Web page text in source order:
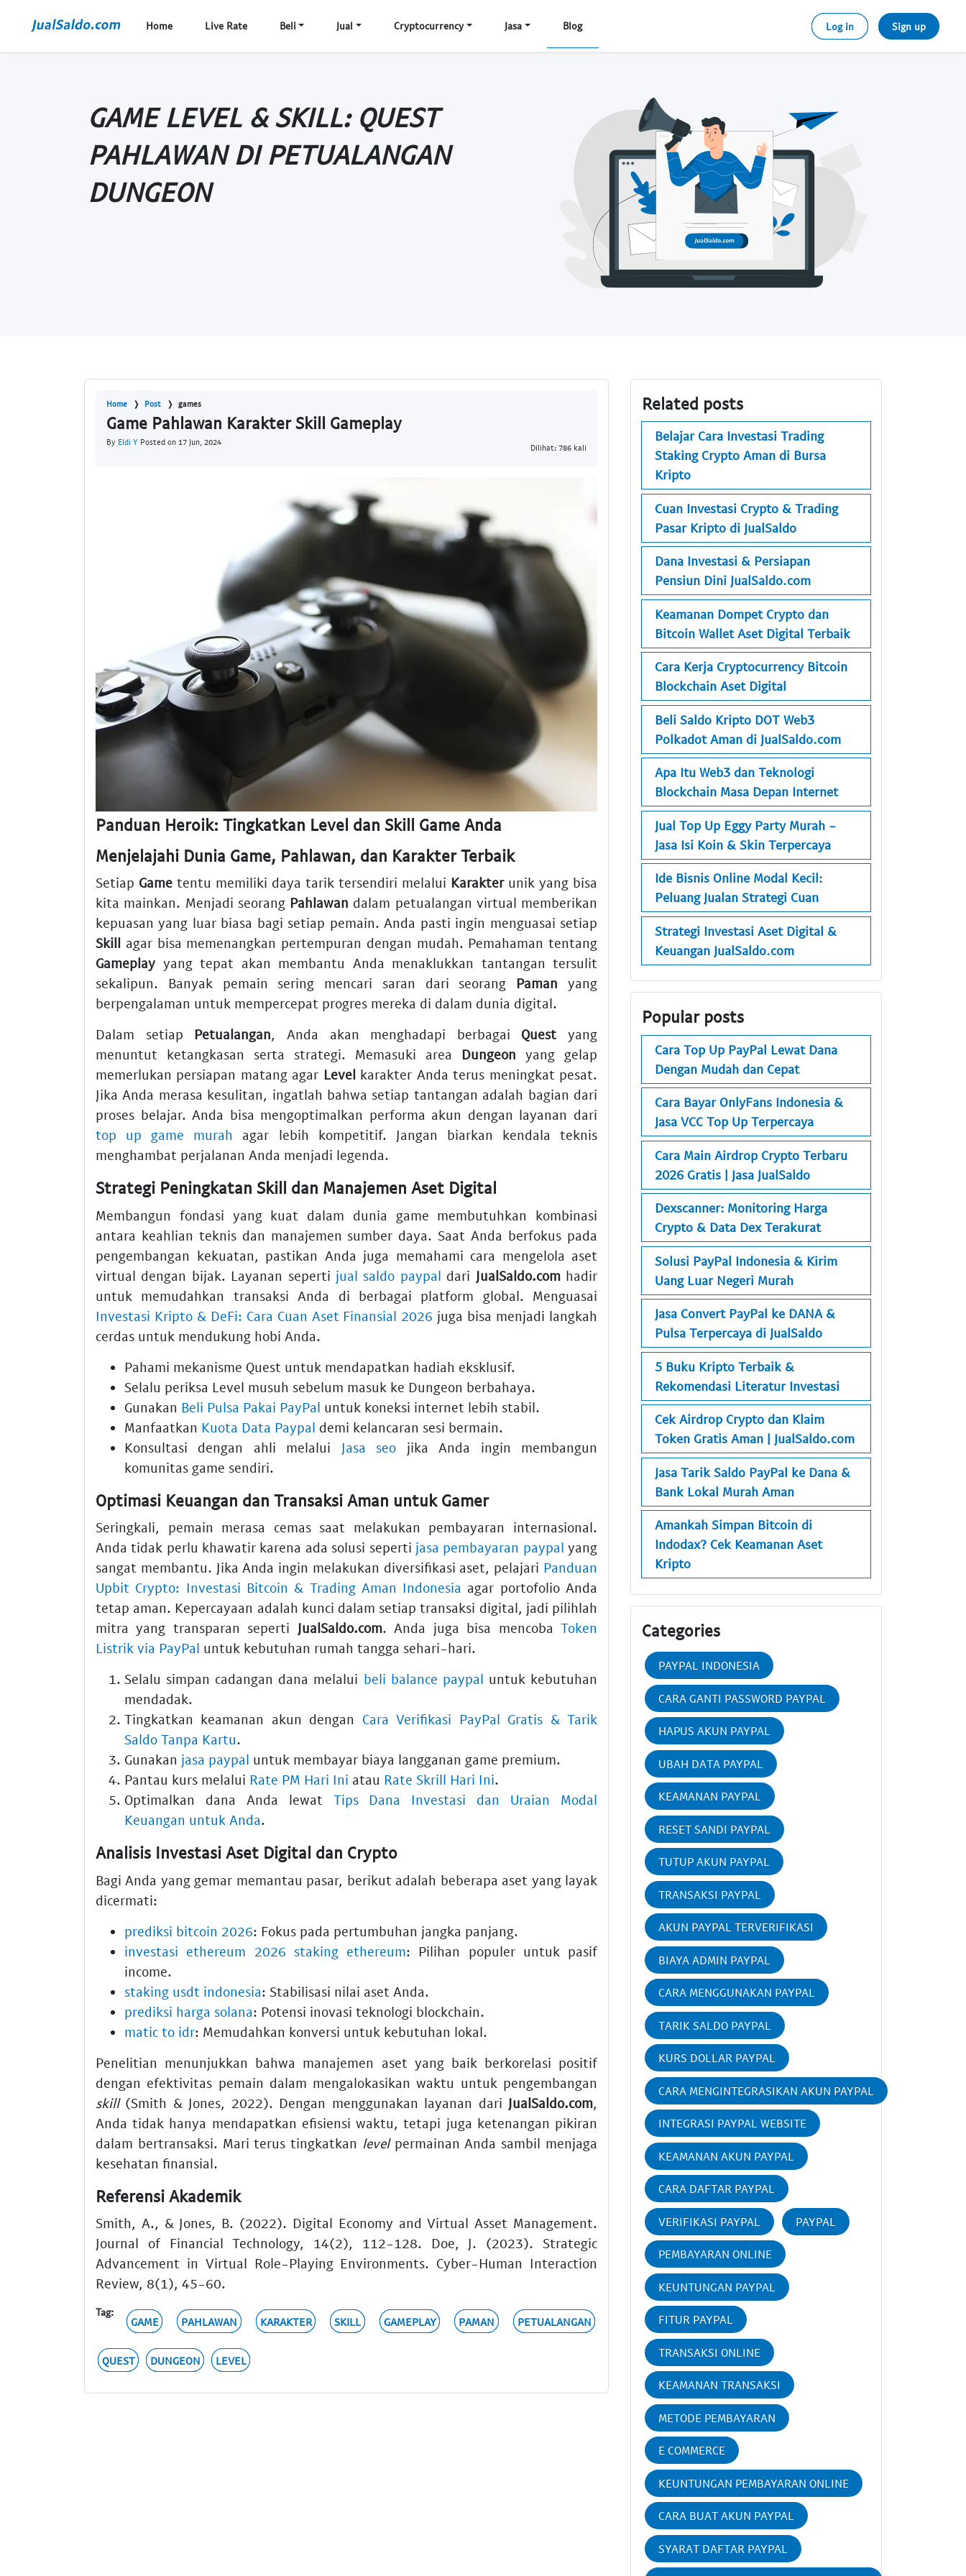
Home Live Rate Beli Jual Cryptocurrency Jasa Blog Log in Sign up
GAME LEVEL & SKILL: QUEST
PAHLAWAN DI PETUALANGAN
DUNGEON
Home Post games
Game Pahlawan Karakter Skill Gameplay
By Eldi Y Posted on 17 Jun, 2024
Dilihat: 786 kali
Panduan Heroik: Tingkatkan Level dan Skill Game Anda
Menjelajahi Dunia Game, Pahlawan, dan Karakter Terbaik
Setiap Game tentu memiliki daya tarik tersendiri melalui Karakterunik yang bisa
kita mainkan. Menjadi seorang Pahlawan dalam petualangan virtual memberikan
kepuasan yang luar biasa bagi setiap pemain. Anda pasti ingin menguasai setiap
Skill agar bisa memenangkan pertempuran dengan mudah. Pemahaman tentang
Gameplay yang tepat akan membantu Anda menaklukkan tantangan tersulit
sekalipun. Banyak pemain sering mencari saran dari seorang Paman yang
berpengalaman untuk mempercepat progres mereka di dalam dunia digital.
Dalam setiap Petualangan, Anda akan menghadapi berbagai Quest yang
menuntut ketangkasan serta strategi. Memasuki area Dungeon yang gelap
memerlukan persiapan matang agar Levelkarakter Anda terus meningkat pesat.
Jika Anda merasa kesulitan, ingatlah bahwa setiap tantangan adalah bagian dari
proses belajar. Anda bisa mengoptimalkan performa akun dengan layanan dari
top up game murah
agar lebih kompetitif. Jangan biarkan kendala teknis
menghambat perjalanan Anda menjadi legenda.
Strategi Peningkatan Skill dan Manajemen Aset Digital
Membangun fondasi yang kuat dalam dunia game membutuhkan kombinasi
antara keahlian teknis dan manajemen sumber daya. Saat Anda berfokus pada
pengembangan kekuatan, pastikan Anda juga memahami cara mengelola aset
virtual dengan bijak. Layanan seperti jual saldo paypal dari JualSaldo.comhadir
untuk memudahkan transaksi Anda di berbagai platform global. Menguasai
Investasi Kripto & DeFi: Cara Cuan Aset Finansial 2026 juga bisa menjadi langkah
cerdas untuk mendukung hobi Anda.
Pahami mekanisme Quest untuk mendapatkan hadiah eksklusif.
Selalu periksa Level musuh sebelum masuk ke Dungeon berbahaya.
Gunakan Beli Pulsa Pakai PayPal untuk koneksi internet lebih stabil.
Manfaatkan Kuota Data Paypal demi kelancaran sesi bermain.
Konsultasi dengan ahli melalui Jasa seo jika Anda ingin membangun
komunitas game sendiri.
Optimasi Keuangan dan Transaksi Aman untuk Gamer
Seringkali, pemain merasa cemas saat melakukan pembayaran internasional.
Anda tidak perlu khawatir karena ada solusi seperti jasa pembayaran paypal yang
sangat membantu. Jika Anda ingin melakukan diversifikasi aset, pelajari Panduan
Upbit Crypto: Investasi Bitcoin & Trading Aman Indonesia agar portofolio Anda
tetap aman. Kepercayaan adalah kunci dalam setiap transaksi digital, jadi pilihlah
mitra yang transparan seperti JualSaldo.com. Anda juga bisa mencobaToken
Listrik via PayPal untuk kebutuhan rumah tangga sehari-hari.
Selalu simpan cadangan dana melalui beli balance paypal untuk kebutuhan
mendadak.
Tingkatkan keamanan akun dengan Cara Verifikasi PayPal Gratis & Tarik
Saldo Tanpa Kartu.
Gunakan jasa paypal untuk membayar biaya langganan game premium.
Pantau kurs melalui Rate PM Hari Ini atau Rate Skrill Hari Ini.
Optimalkan dana Anda lewat Tips Dana Investasi dan Uraian Modal
Keuangan untuk Anda.
Analisis Investasi Aset Digital dan Crypto
Bagi Anda yang gemar memantau pasar, berikut adalah beberapa aset yang layak
dicermati:
prediksi bitcoin 2026: Fokus pada pertumbuhan jangka panjang.
investasi ethereum 2026 staking ethereum: Pilihan populer untuk pasif
income.
staking usdt indonesia: Stabilisasi nilai aset Anda.
prediksi harga solana: Potensi inovasi teknologi blockchain.
matic to idr: Memudahkan konversi untuk kebutuhan lokal.
Penelitian menunjukkan bahwa manajemen aset yang baik berkorelasi positif
dengan efektivitas pemain dalam mengalokasikan waktu untuk pengembangan
skill(Smith & Jones, 2022). Dengan menggunakan layanan dari JualSaldo.com,
Anda tidak hanya mendapatkan efisiensi waktu, tetapi juga ketenangan pikiran
dalam bertransaksi. Mari terus tingkatkan levelpermainan Anda sambil menjaga
kesehatan finansial.
Referensi Akademik
Smith, A., & Jones, B. (2022). Digital Economy and Virtual Asset Management.
Journal of Financial Technology, 14(2), 112-128. Doe, J. (2023). Strategic
Advancement in Virtual Role-Playing Environments. Cyber-Human Interaction
Review, 8(1), 45-60.
Tag:
GAME PAHLAWAN KARAKTER SKILL GAMEPLAY PAMAN PETUALANGAN
QUEST DUNGEON LEVEL
Related posts
Belajar Cara Investasi Trading
Staking Crypto Aman di Bursa
Kripto
Cuan Investasi Crypto & Trading
Pasar Kripto di JualSaldo
Dana Investasi & Persiapan
Pensiun Dini JualSaldo.com
Keamanan Dompet Crypto dan
Bitcoin Wallet Aset Digital Terbaik
Cara Kerja Cryptocurrency Bitcoin
Blockchain Aset Digital
Beli Saldo Kripto DOT Web3
Polkadot Aman di JualSaldo.com
Apa Itu Web3 dan Teknologi
Blockchain Masa Depan Internet
Jual Top Up Eggy Party Murah -
Jasa Isi Koin & Skin Terpercaya
Ide Bisnis Online Modal Kecil:
Peluang Jualan Strategi Cuan
Strategi Investasi Aset Digital &
Keuangan JualSaldo.com
Popular posts
Cara Top Up PayPal Lewat Dana
Dengan Mudah dan Cepat
Cara Bayar OnlyFans Indonesia &
Jasa VCC Top Up Terpercaya
Cara Main Airdrop Crypto Terbaru
2026 Gratis | Jasa JualSaldo
Dexscanner: Monitoring Harga
Crypto & Data Dex Terakurat
Solusi PayPal Indonesia & Kirim
Uang Luar Negeri Murah
Jasa Convert PayPal ke DANA &
Pulsa Terpercaya di JualSaldo
5 Buku Kripto Terbaik &
Rekomendasi Literatur Investasi
Cek Airdrop Crypto dan Klaim
Token Gratis Aman | JualSaldo.com
Jasa Tarik Saldo PayPal ke Dana &
Bank Lokal Murah Aman
Amankah Simpan Bitcoin di
Indodax? Cek Keamanan Aset
Kripto
Categories
PAYPAL INDONESIA
CARA GANTI PASSWORD PAYPAL
HAPUS AKUN PAYPAL
UBAH DATA PAYPAL
KEAMANAN PAYPAL
RESET SANDI PAYPAL
TUTUP AKUN PAYPAL
TRANSAKSI PAYPAL
AKUN PAYPAL TERVERIFIKASI
BIAYA ADMIN PAYPAL
CARA MENGGUNAKAN PAYPAL
TARIK SALDO PAYPAL
KURS DOLLAR PAYPAL
CARA MENGINTEGRASIKAN AKUN PAYPAL
INTEGRASI PAYPAL WEBSITE
KEAMANAN AKUN PAYPAL
CARA DAFTAR PAYPAL
VERIFIKASI PAYPAL PAYPAL
PEMBAYARAN ONLINE
KEUNTUNGAN PAYPAL
FITUR PAYPAL
TRANSAKSI ONLINE
KEAMANAN TRANSAKSI
METODE PEMBAYARAN
E COMMERCE
KEUNTUNGAN PEMBAYARAN ONLINE
CARA BUAT AKUN PAYPAL
SYARAT DAFTAR PAYPAL